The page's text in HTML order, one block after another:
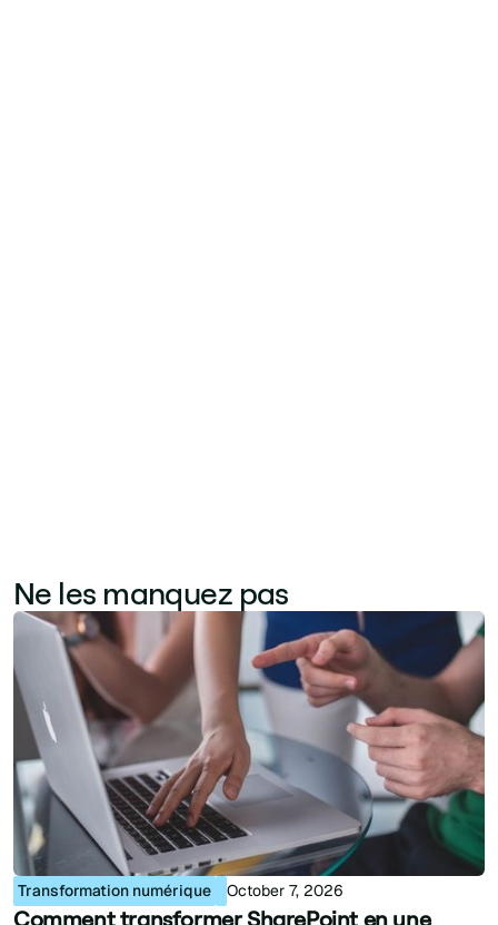
Ne les manquez pas
Transformation numérique October 7, 2026
Comment transformer SharePoint en une